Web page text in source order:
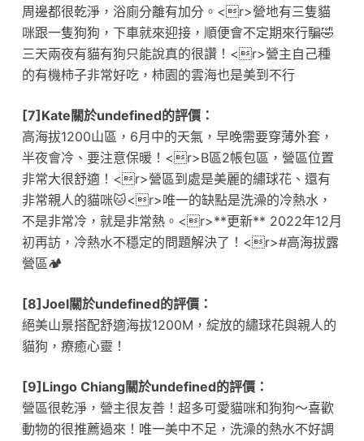
周邊都很乾淨，浴廁分離有加分。<r>營地有三隻貓
咪跟一隻狗狗，下車就來迎接，順便會不定期來行騙🤣
三天兩夜有貓有狗只能說真的很讚！<r>營主自己種
的有機柿子非常好吃，柿園的雲海也是美到不行
[7]Kate關於undefined的評價：
高海拔1200山區，6月中的天氣，早晚需要穿薄外套，
半夜會冷、要注意保暖！<r>B區2帳包區，營區位置
非常大很舒適！<r>營區到處是美麗的繡球花、還有
非常親人的貓咪🐱<r>唯一的缺點是洗澡的冷熱水，
不是非常冷，就是非常熱。<r>**更新** 2022年12月
初再訪，冷熱水不穩定的問題解決了！<r>#高海拔露
營區🏕
[8]Joel關於undefined的評價：
絕美山景搭配舒適海拔1200M，綻放的繡球花與親人的
貓狗，療癒心靈！
[9]Lingo Chiang關於undefined的評價：
營區很乾淨，營主很友善！超多可愛貓咪和狗狗～喜歡
動物的很推薦過來！唯一美中不足，洗澡的熱水不好調